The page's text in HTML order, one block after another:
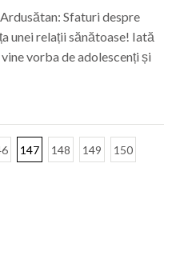
Sfaturi despre
unei relații sănătoase! Iată
vorba de adolescenți și
147 148 149
150